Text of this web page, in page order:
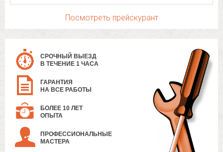
Посмотреть прейскурант
СРОЧНЫЙ ВЫЕЗД
В ТЕЧЕНИЕ 1 ЧАСА
ГАРАНТИЯ
НА ВСЕ РАБОТЫ
БОЛЕЕ 10 ЛЕТ
ОПЫТА
ПРОФЕССИОНАЛЬНЫЕ
МАСТЕРА